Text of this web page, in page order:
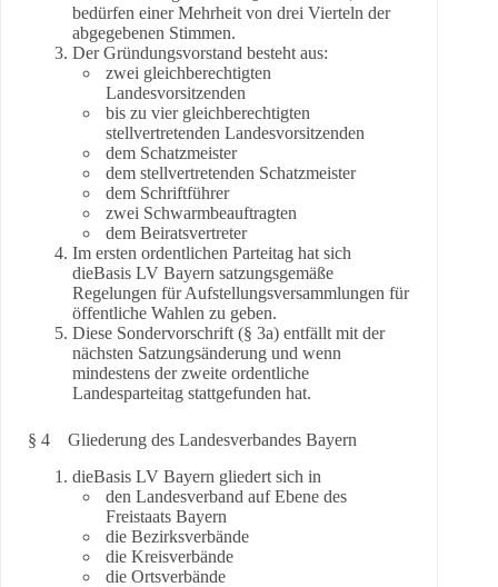
bedürfen einer Mehrheit von drei Vierteln der
abgegebenen Stimmen.
Der Gründungsvorstand besteht aus:
zwei gleichberechtigten
Landesvorsitzenden
bis zu vier gleichberechtigten
stellvertretenden Landesvorsitzenden
dem Schatzmeister
dem stellvertretenden Schatzmeister
dem Schriftführer
zwei Schwarmbeauftragten
dem Beiratsvertreter
Im ersten ordentlichen Parteitag hat sich
dieBasis LV Bayern satzungsgemäße
Regelungen für Aufstellungsversammlungen für
öffentliche Wahlen zu geben.
Diese Sondervorschrift (§ 3a) entfällt mit der
nächsten Satzungsänderung und wenn
mindestens der zweite ordentliche
Landesparteitag stattgefunden hat.
§ 4 Gliederung des Landesverbandes Bayern
dieBasis LV Bayern gliedert sich in
den Landesverband auf Ebene des
Freistaats Bayern
die Bezirksverbände
die Kreisverbände
die Ortsverbände